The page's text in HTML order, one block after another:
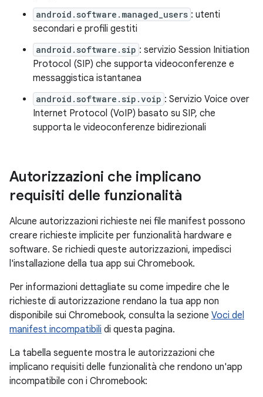
android.software.managed_users : utenti
secondari e profili gestiti
android.software.sip : servizio Session Initiation
Protocol (SIP) che supporta videoconferenze e
messaggistica istantanea
android.software.sip.voip : Servizio Voice over
Internet Protocol (VoIP) basato su SIP, che
supporta le videoconferenze bidirezionali
Autorizzazioni che implicano
requisiti delle funzionalità
Alcune autorizzazioni richieste nei file manifest possono
creare richieste implicite per funzionalità hardware e
software. Se richiedi queste autorizzazioni, impedisci
l'installazione della tua app sui Chromebook.
Per informazioni dettagliate su come impedire che le
richieste di autorizzazione rendano la tua app non
disponibile sui Chromebook, consulta la sezione Voci del
manifest incompatibili di questa pagina.
La tabella seguente mostra le autorizzazioni che
implicano requisiti delle funzionalità che rendono un'app
incompatibile con i Chromebook: